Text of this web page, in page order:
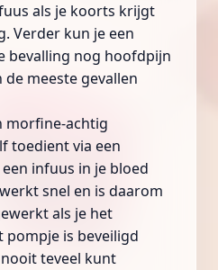
als je koorts krijgt
Verder kun je een
bevalling nog hoofdpijn
meeste gevallen
morfine-achtig
toedient via een
infuus in je bloed
snel en is daarom
als je het
pompje is beveiligd
teveel kunt